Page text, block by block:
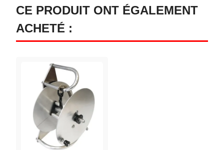
CE PRODUIT ONT ÉGALEMENT
ACHETÉ :